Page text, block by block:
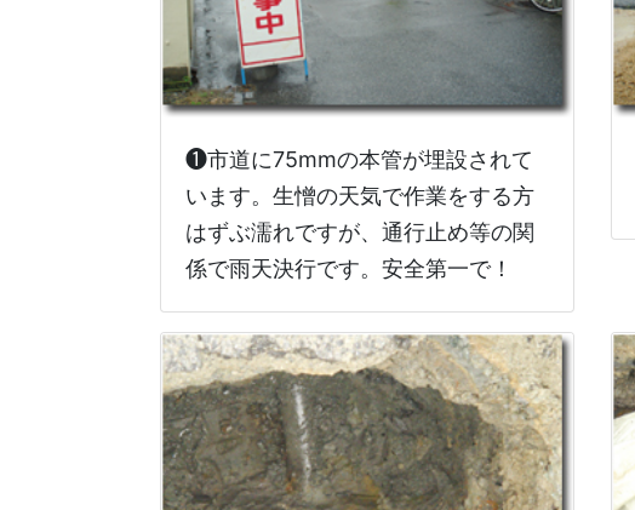
❶市道に75mmの本管が埋設されて
います。生憎の天気で作業をする方
はずぶ濡れですが、通行止め等の関
係で雨天決行です。安全第一で！